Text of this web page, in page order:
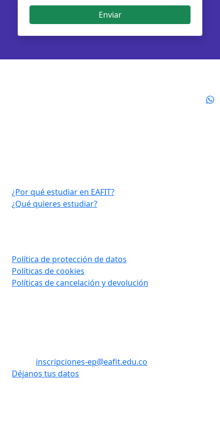
Enviar
¿Por qué estudiar en EAFIT?
¿Qué quieres estudiar?
Política de protección de datos
Políticas de cookies
Políticas de cancelación y devolución
inscripciones-ep@eafit.edu.co
Déjanos tus datos